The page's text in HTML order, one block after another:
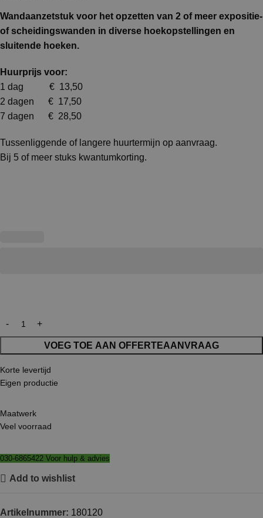
Wandaanzetstuk voor het opzetten van 2 of meer expositie-
of scheidingswanden in diverse hoekopstellingen en
sluitende hoeken.
Huurprijs voor:
1 dag € 13,50
2 dagen € 17,50
7 dagen € 28,50
Tussenliggende of langere huurtermijn op aanvraag.
Bij 5 of meer stuks kwantumkorting.
VOEG TOE AAN OFFERTEAANVRAAG
Korte levertijd
Eigen productie
Maatwerk
Veel voorraad
030-6865422 Voor hulp & advies
Add to wishlist
Artikelnummer: 180120